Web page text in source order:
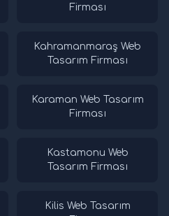
Firması
Kahramanmaraş Web
Tasarım Firması
Karaman Web Tasarım
Firması
Kastamonu Web
Tasarım Firması
Kilis Web Tasarım